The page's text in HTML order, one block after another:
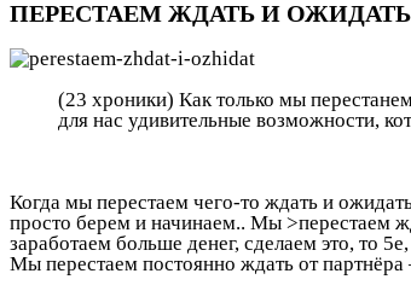
ПЕРЕСТАЕМ ЖДАТЬ И ОЖИДАТЬ
(23 хроники) Как только мы
для нас удивительные возможности,
Когда мы перестаем чего-то ждать и
просто берем и начинаем.. Мы >перестаем
заработаем больше денег, сделаем это, то
Мы перестаем постоянно ждать от партнёра